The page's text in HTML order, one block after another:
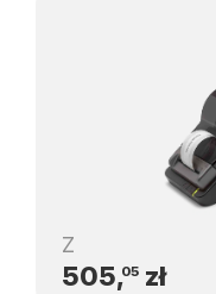
Z
505,05zł